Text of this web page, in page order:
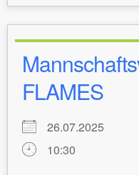
FLAMES
26.07.2025
10:30